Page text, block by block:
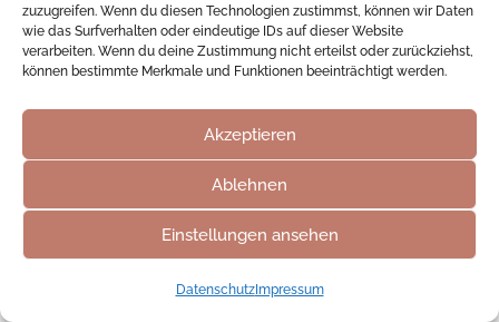
zuzugreifen. Wenn du diesen Technologien zustimmst, können wir Daten
wie das Surfverhalten oder eindeutige IDs auf dieser Website
verarbeiten. Wenn du deine Zustimmung nicht erteilst oder zurückziehst,
können bestimmte Merkmale und Funktionen beeinträchtigt werden.
Akzeptieren
Ablehnen
Einstellungen ansehen
DatenschutzImpressum
Website Magic